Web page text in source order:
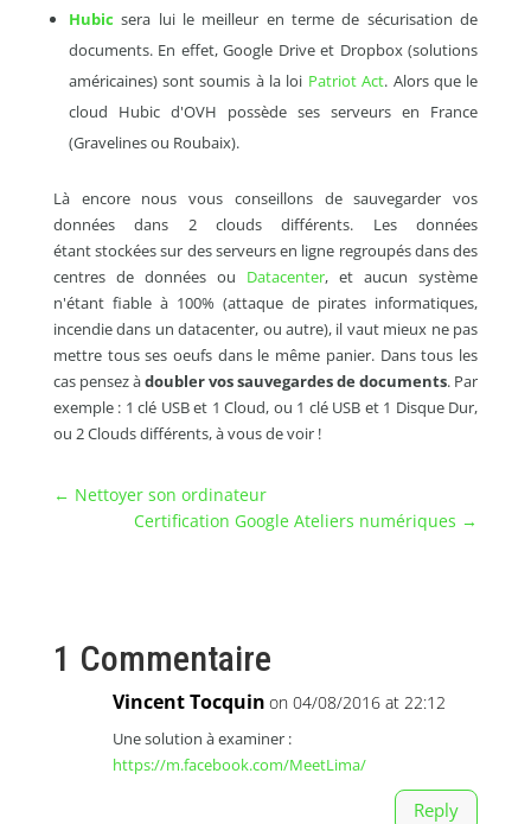
Hubic sera lui le meilleur en terme de sécurisation de
documents. En effet, Google Drive et Dropbox (solutions
américaines) sont soumis à la loi Patriot Act. Alors que le
cloud Hubic d'OVH possède ses serveurs en France
(Gravelines ou Roubaix).
Là encore nous vous conseillons de sauvegarder vos
données dans 2 clouds différents. Les données
étant stockées sur des serveurs en ligne regroupés dans des
centres de données ou Datacenter, et aucun système
n'étant fiable à 100% (attaque de pirates informatiques,
incendie dans un datacenter, ou autre), il vaut mieux ne pas
mettre tous ses oeufs dans le même panier. Dans tous les
cas pensez àdoubler vos sauvegardes de documents. Par
exemple : 1 clé USB et 1 Cloud, ou 1 clé USB et 1 Disque Dur,
ou 2 Clouds différents, à vous de voir !
← Nettoyer son ordinateur
Certification Google Ateliers numériques →
1 Commentaire
Vincent Tocquin on 04/08/2016 at 22:12
Une solution à examiner :
https://m.facebook.com/MeetLima/
Reply